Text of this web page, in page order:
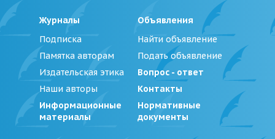
Журналы
Подписка
Памятка авторам
Издательская этика
Наши авторы
Информационные
материалы
Объявления
Найти объявление
Подать объявление
Вопрос - ответ
Контакты
Нормативные
документы